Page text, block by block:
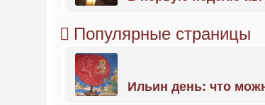
Популярные страницы
Ильин день: что